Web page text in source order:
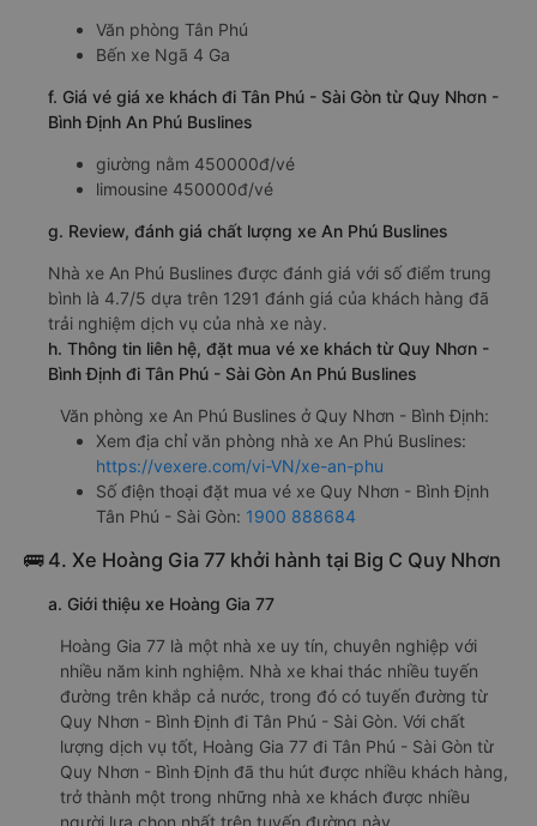
Văn phòng Tân Phú
Bến xe Ngã 4 Ga
f. Giá vé giá xe khách đi Tân Phú - Sài Gòn từ Quy Nhơn -
Bình Định An Phú Buslines
giường nằm 450000đ/vé
limousine 450000đ/vé
g. Review, đánh giá chất lượng xe An Phú Buslines
Nhà xe An Phú Buslines được đánh giá với số điểm trung
bình là 4.7/5 dựa trên 1291 đánh giá của khách hàng đã
trải nghiệm dịch vụ của nhà xe này.
h. Thông tin liên hệ, đặt mua vé xe khách từ Quy Nhơn -
Bình Định đi Tân Phú - Sài Gòn An Phú Buslines
Văn phòng xe An Phú Buslines ở Quy Nhơn - Bình Định:
Xem địa chỉ văn phòng nhà xe An Phú Buslines:
https://vexere.com/vi-VN/xe-an-phu
Số điện thoại đặt mua vé xe Quy Nhơn - Bình Định
Tân Phú - Sài Gòn: 1900 888684
🚌 4. Xe Hoàng Gia 77 khởi hành tại Big C Quy Nhơn
a. Giới thiệu xe Hoàng Gia 77
Hoàng Gia 77 là một nhà xe uy tín, chuyên nghiệp với
nhiều năm kinh nghiệm. Nhà xe khai thác nhiều tuyến
đường trên khắp cả nước, trong đó có tuyến đường từ
Quy Nhơn - Bình Định đi Tân Phú - Sài Gòn. Với chất
lượng dịch vụ tốt, Hoàng Gia 77 đi Tân Phú - Sài Gòn từ
Quy Nhơn - Bình Định đã thu hút được nhiều khách hàng,
trở thành một trong những nhà xe khách được nhiều